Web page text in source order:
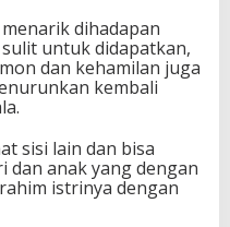
dihadapan
untuk didapatkan,
dan kehamilan juga
kembali
sisi lain dan bisa
anak yang dengan
istrinya dengan